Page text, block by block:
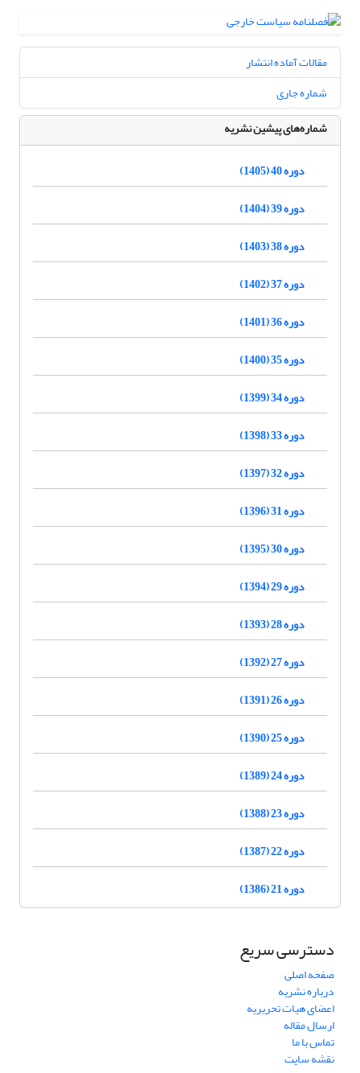
مقالات آماده انتشار
شماره جاری
شماره‌های پیشین نشریه
دوره 40 (1405)
دوره 39 (1404)
دوره 38 (1403)
دوره 37 (1402)
دوره 36 (1401)
دوره 35 (1400)
دوره 34 (1399)
دوره 33 (1398)
دوره 32 (1397)
دوره 31 (1396)
دوره 30 (1395)
دوره 29 (1394)
دوره 28 (1393)
دوره 27 (1392)
دوره 26 (1391)
دوره 25 (1390)
دوره 24 (1389)
دوره 23 (1388)
دوره 22 (1387)
دوره 21 (1386)
دسترسی سریع
صفحه اصلی
درباره نشریه
اعضای هیات تحریریه
ارسال مقاله
تماس با ما
نقشه سایت